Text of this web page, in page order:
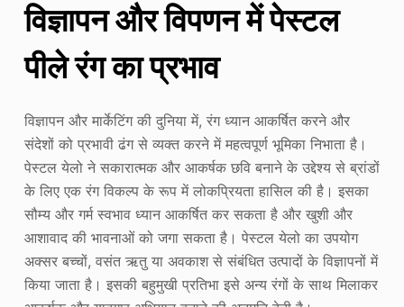
विज्ञापन और विपणन में पेस्टल
पीले रंग का प्रभाव
विज्ञापन और मार्केटिंग की दुनिया में, रंग ध्यान आकर्षित करने और
संदेशों को प्रभावी ढंग से व्यक्त करने में महत्वपूर्ण भूमिका निभाता है।
पेस्टल येलो ने सकारात्मक और आकर्षक छवि बनाने के उद्देश्य से ब्रांडों
के लिए एक रंग विकल्प के रूप में लोकप्रियता हासिल की है। इसका
सौम्य और गर्म स्वभाव ध्यान आकर्षित कर सकता है और खुशी और
आशावाद की भावनाओं को जगा सकता है। पेस्टल येलो का उपयोग
अक्सर बच्चों, वसंत ऋतु या अवकाश से संबंधित उत्पादों के विज्ञापनों में
किया जाता है। इसकी बहुमुखी प्रतिभा इसे अन्य रंगों के साथ मिलाकर